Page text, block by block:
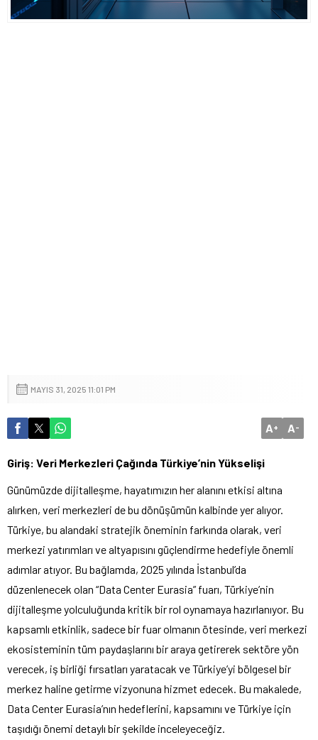
MAYIS 31, 2025 11:01 PM
A+ A-
Giriş: Veri Merkezleri Çağında Türkiye’nin Yükselişi
Günümüzde dijitalleşme, hayatımızın her alanını etkisi altına
alırken, veri merkezleri de bu dönüşümün kalbinde yer alıyor.
Türkiye, bu alandaki stratejik öneminin farkında olarak, veri
merkezi yatırımları ve altyapısını güçlendirme hedefiyle önemli
adımlar atıyor. Bu bağlamda, 2025 yılında İstanbul’da
düzenlenecek olan “Data Center Eurasia” fuarı, Türkiye’nin
dijitalleşme yolculuğunda kritik bir rol oynamaya hazırlanıyor. Bu
kapsamlı etkinlik, sadece bir fuar olmanın ötesinde, veri merkezi
ekosisteminin tüm paydaşlarını bir araya getirerek sektöre yön
verecek, iş birliği fırsatları yaratacak ve Türkiye’yi bölgesel bir
merkez haline getirme vizyonuna hizmet edecek. Bu makalede,
Data Center Eurasia’nın hedeflerini, kapsamını ve Türkiye için
taşıdığı önemi detaylı bir şekilde inceleyeceğiz.